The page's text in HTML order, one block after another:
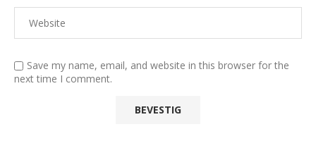
Save my name, email, and website in this browser for the
next time I comment.